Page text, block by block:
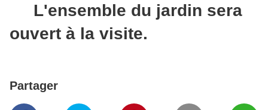
L'ensemble du jardin sera
ouvert à la visite.
Partager